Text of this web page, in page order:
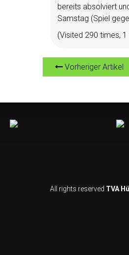
bereits absolviert
Samstag (Spiel
(Visited 290 times,
Vorheriger Artikel
All rights reserved TVA